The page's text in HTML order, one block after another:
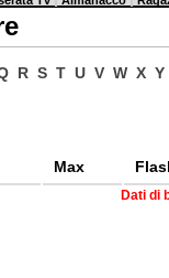
R S T U V W X Y
Max
Dati di